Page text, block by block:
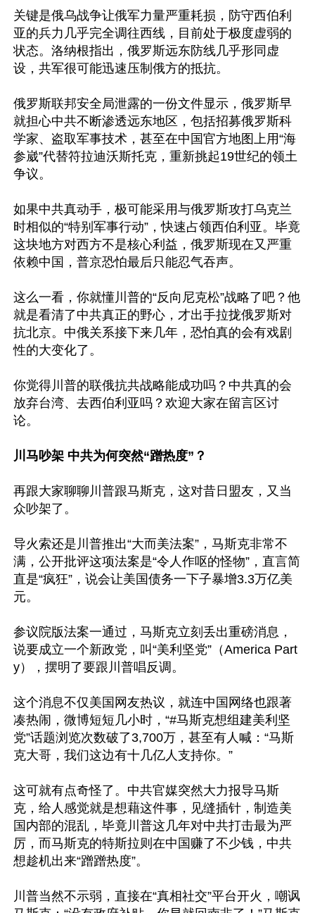
关键是俄乌战争让俄军力量严重耗损，防守西伯利
亚的兵力几乎完全调往西线，目前处于极度虚弱的
状态。洛纳根指出，俄罗斯远东防线几乎形同虚
设，共军很可能迅速压制俄方的抵抗。
俄罗斯联邦安全局泄露的一份文件显示，俄罗斯早
就担心中共不断渗透远东地区，包括招募俄罗斯科
学家、盗取军事技术，甚至在中国官方地图上用“海
参崴”代替符拉迪沃斯托克，重新挑起19世纪的领土
争议。
如果中共真动手，极可能采用与俄罗斯攻打乌克兰
时相似的“特别军事行动”，快速占领西伯利亚。毕竟
这块地方对西方不是核心利益，俄罗斯现在又严重
依赖中国，普京恐怕最后只能忍气吞声。
这么一看，你就懂川普的“反向尼克松”战略了吧？他
就是看清了中共真正的野心，才出手拉拢俄罗斯对
抗北京。中俄关系接下来几年，恐怕真的会有戏剧
性的大变化了。
你觉得川普的联俄抗共战略能成功吗？中共真的会
放弃台湾、去西伯利亚吗？欢迎大家在留言区讨
论。
川马吵架 中共为何突然“蹭热度”？
再跟大家聊聊川普跟马斯克，这对昔日盟友，又当
众吵架了。
导火索还是川普推出“大而美法案”，马斯克非常不
满，公开批评这项法案是“令人作呕的怪物”，直言简
直是“疯狂”，说会让美国债务一下子暴增3.3万亿美
元。
参议院版法案一通过，马斯克立刻丢出重磅消息，
说要成立一个新政党，叫“美利坚党”（America Part
y），摆明了要跟川普唱反调。
这个消息不仅美国网友热议，就连中国网络也跟著
凑热闹，微博短短几小时，“#马斯克想组建美利坚
党”话题浏览次数破了3,700万，甚至有人喊：“马斯
克大哥，我们这边有十几亿人支持你。”
这可就有点奇怪了。中共官媒突然大力报导马斯
克，给人感觉就是想藉这件事，见缝插针，制造美
国内部的混乱，毕竟川普这几年对中共打击最为严
厉，而马斯克的特斯拉则在中国赚了不少钱，中共
想趁机出来“蹭蹭热度”。
川普当然不示弱，直接在“真相社交”平台开火，嘲讽